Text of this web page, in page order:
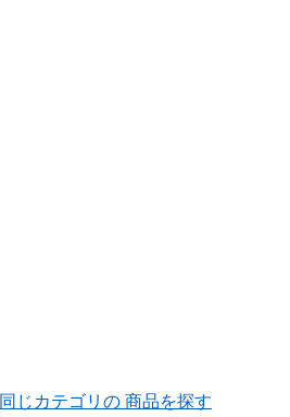
同じカテゴリの 商品を探す